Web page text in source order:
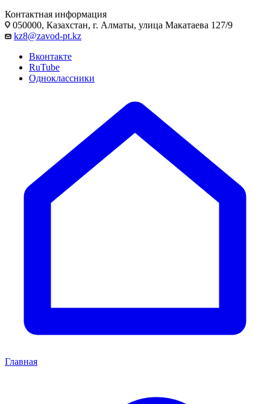
Контактная информация
050000, Казахстан, г. Алматы, улица Макатаева 127/9
kz8@zavod-pt.kz
Вконтакте
RuTube
Одноклассники
Главная